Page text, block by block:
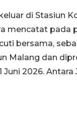
di Stasiun
mencatat pada
bersama,
Malang dan
2026.